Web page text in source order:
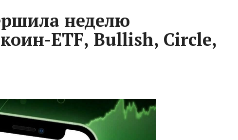
неделю
ETF, Bullish, Circle,